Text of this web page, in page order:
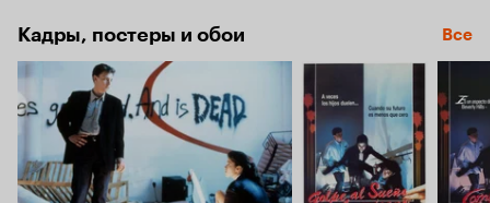
Кадры, постеры и обои Все